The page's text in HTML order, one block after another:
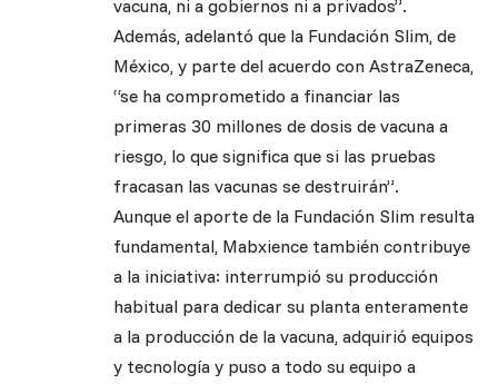
vacuna, ni a gobiernos ni a privados”.
Además, adelantó que la Fundación Slim, de
México, y parte del acuerdo con AstraZeneca,
“se ha comprometido a financiar las
primeras 30 millones de dosis de vacuna a
riesgo, lo que significa que si las pruebas
fracasan las vacunas se destruirán”.
Aunque el aporte de la Fundación Slim resulta
fundamental, Mabxience también contribuye
a la iniciativa: interrumpió su producción
habitual para dedicar su planta enteramente
a la producción de la vacuna, adquirió equipos
y tecnología y puso a todo su equipo a